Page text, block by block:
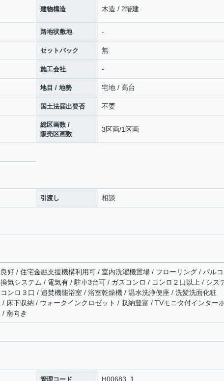
建物構造 木造 / 2階建
路地状敷地 -
セットバック 無
施工会社 -
地目 / 地勢 宅地 / 高台
国土法届出要否 不要
総区画数 /
販売区画数
3区画/1区画
引渡し 相談
好 / 住宅金融支援機構利用可 / 室内洗濯機置場 / フローリング / バルコ
気システム / 電気有 / 駐車3台可 / ガスコンロ / コンロ２口以上 / シス
ンロ３口 / 追焚機能浴室 / 浴室乾燥機 / 温水洗浄便座 / 洗髪洗面化粧
床下収納 / ウォークインクロゼット / 収納豊富 / TVモニタ付インター
南向き
管理コード H00683_1